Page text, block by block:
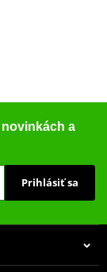
a
Prihlásiť sa